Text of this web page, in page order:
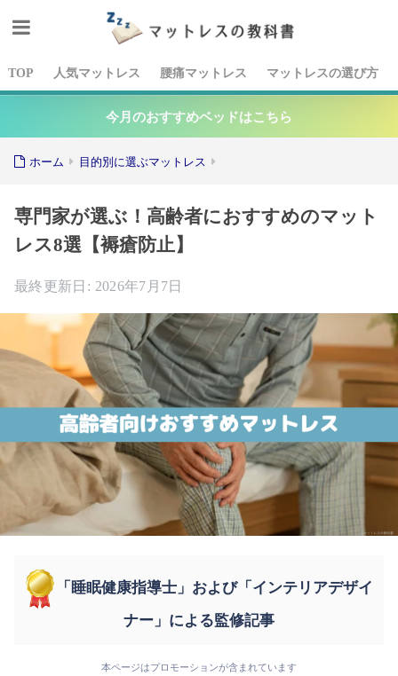
TOP 人気マットレス 腰痛マットレス マットレスの選び方
今月のおすすめベッドはこちら
ホーム 目的別に選ぶマットレス
専門家が選ぶ！高齢者におすすめのマット
レス8選【褥瘡防止】
2026年7月7日
「睡眠健康指導士」および「インテリアデザイ
ナー」による監修記事
本ページはプロモーションが含まれています